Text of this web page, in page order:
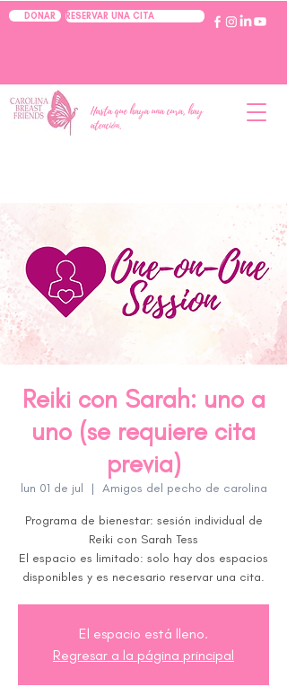
DONAR RESERVAR UNA CITA
Hasta que haya una cura, hay
atención.
Reiki con Sarah: uno a
uno (se requiere cita
previa)
lun 01 de jul
  |
Amigos del pecho de carolina
Programa de bienestar: sesión individual de
Reiki con Sarah Tess
El espacio es limitado: solo hay dos espacios
disponibles y es necesario reservar una cita.
El espacio está lleno.
Regresar a la página principal